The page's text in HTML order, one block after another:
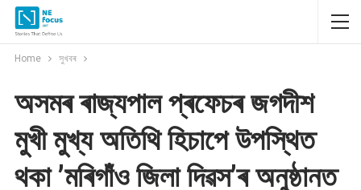
Home সুখবৰ
অসমৰ ৰাজ্যপাল প্ৰফেচৰ জগদীশ
মুখী মুখ্য অতিথি হিচাপে উপস্থিত
থকা ’মৰিগাঁও জিলা দিৱস’ৰ অনুষ্ঠানত